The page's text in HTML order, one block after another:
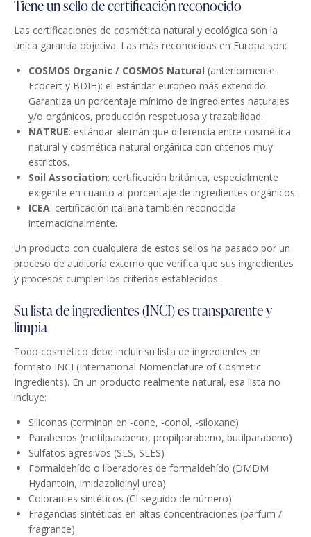
Tiene un sello de certificación reconocido
Las certificaciones de cosmética natural y ecológica son la
única garantía objetiva. Las más reconocidas en Europa son:
COSMOS Organic / COSMOS Natural (anteriormente
Ecocert y BDIH): el estándar europeo más extendido.
Garantiza un porcentaje mínimo de ingredientes naturales
y/o orgánicos, producción respetuosa y trazabilidad.
NATRUE: estándar alemán que diferencia entre cosmética
natural y cosmética natural orgánica con criterios muy
estrictos.
Soil Association: certificación británica, especialmente
exigente en cuanto al porcentaje de ingredientes orgánicos.
ICEA: certificación italiana también reconocida
internacionalmente.
Un producto con cualquiera de estos sellos ha pasado por un
proceso de auditoría externo que verifica que sus ingredientes
y procesos cumplen los criterios establecidos.
Su lista de ingredientes (INCI) es transparente y
limpia
Todo cosmético debe incluir su lista de ingredientes en
formato INCI (International Nomenclature of Cosmetic
Ingredients). En un producto realmente natural, esa lista no
incluye:
Siliconas (terminan en -cone, -conol, -siloxane)
Parabenos (metilparabeno, propilparabeno, butilparabeno)
Sulfatos agresivos (SLS, SLES)
Formaldehído o liberadores de formaldehído (DMDM
Hydantoin, imidazolidinyl urea)
Colorantes sintéticos (CI seguido de número)
Fragancias sintéticas en altas concentraciones (parfum /
fragrance)